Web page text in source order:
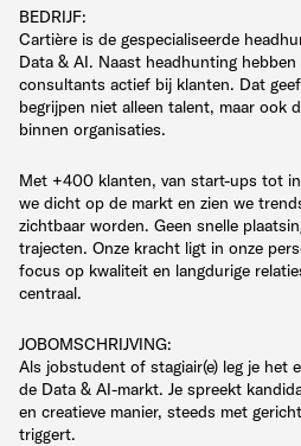
BEDRIJF:
Cartière is de gespecialiseerde
Data & AI. Naast headhunting
consultants actief bij klanten. Dat
begrijpen niet alleen talent, maar ook
binnen organisaties.
Met +400 klanten, van start-ups tot
we dicht op de markt en zien we
zichtbaar worden. Geen snelle
trajecten. Onze kracht ligt in onze
focus op kwaliteit en langdurige
centraal.
JOBOMSCHRIJVING:
Als jobstudent of stagiair(e) leg je het
de Data & AI-markt. Je spreekt
en creatieve manier, steeds met
triggert.